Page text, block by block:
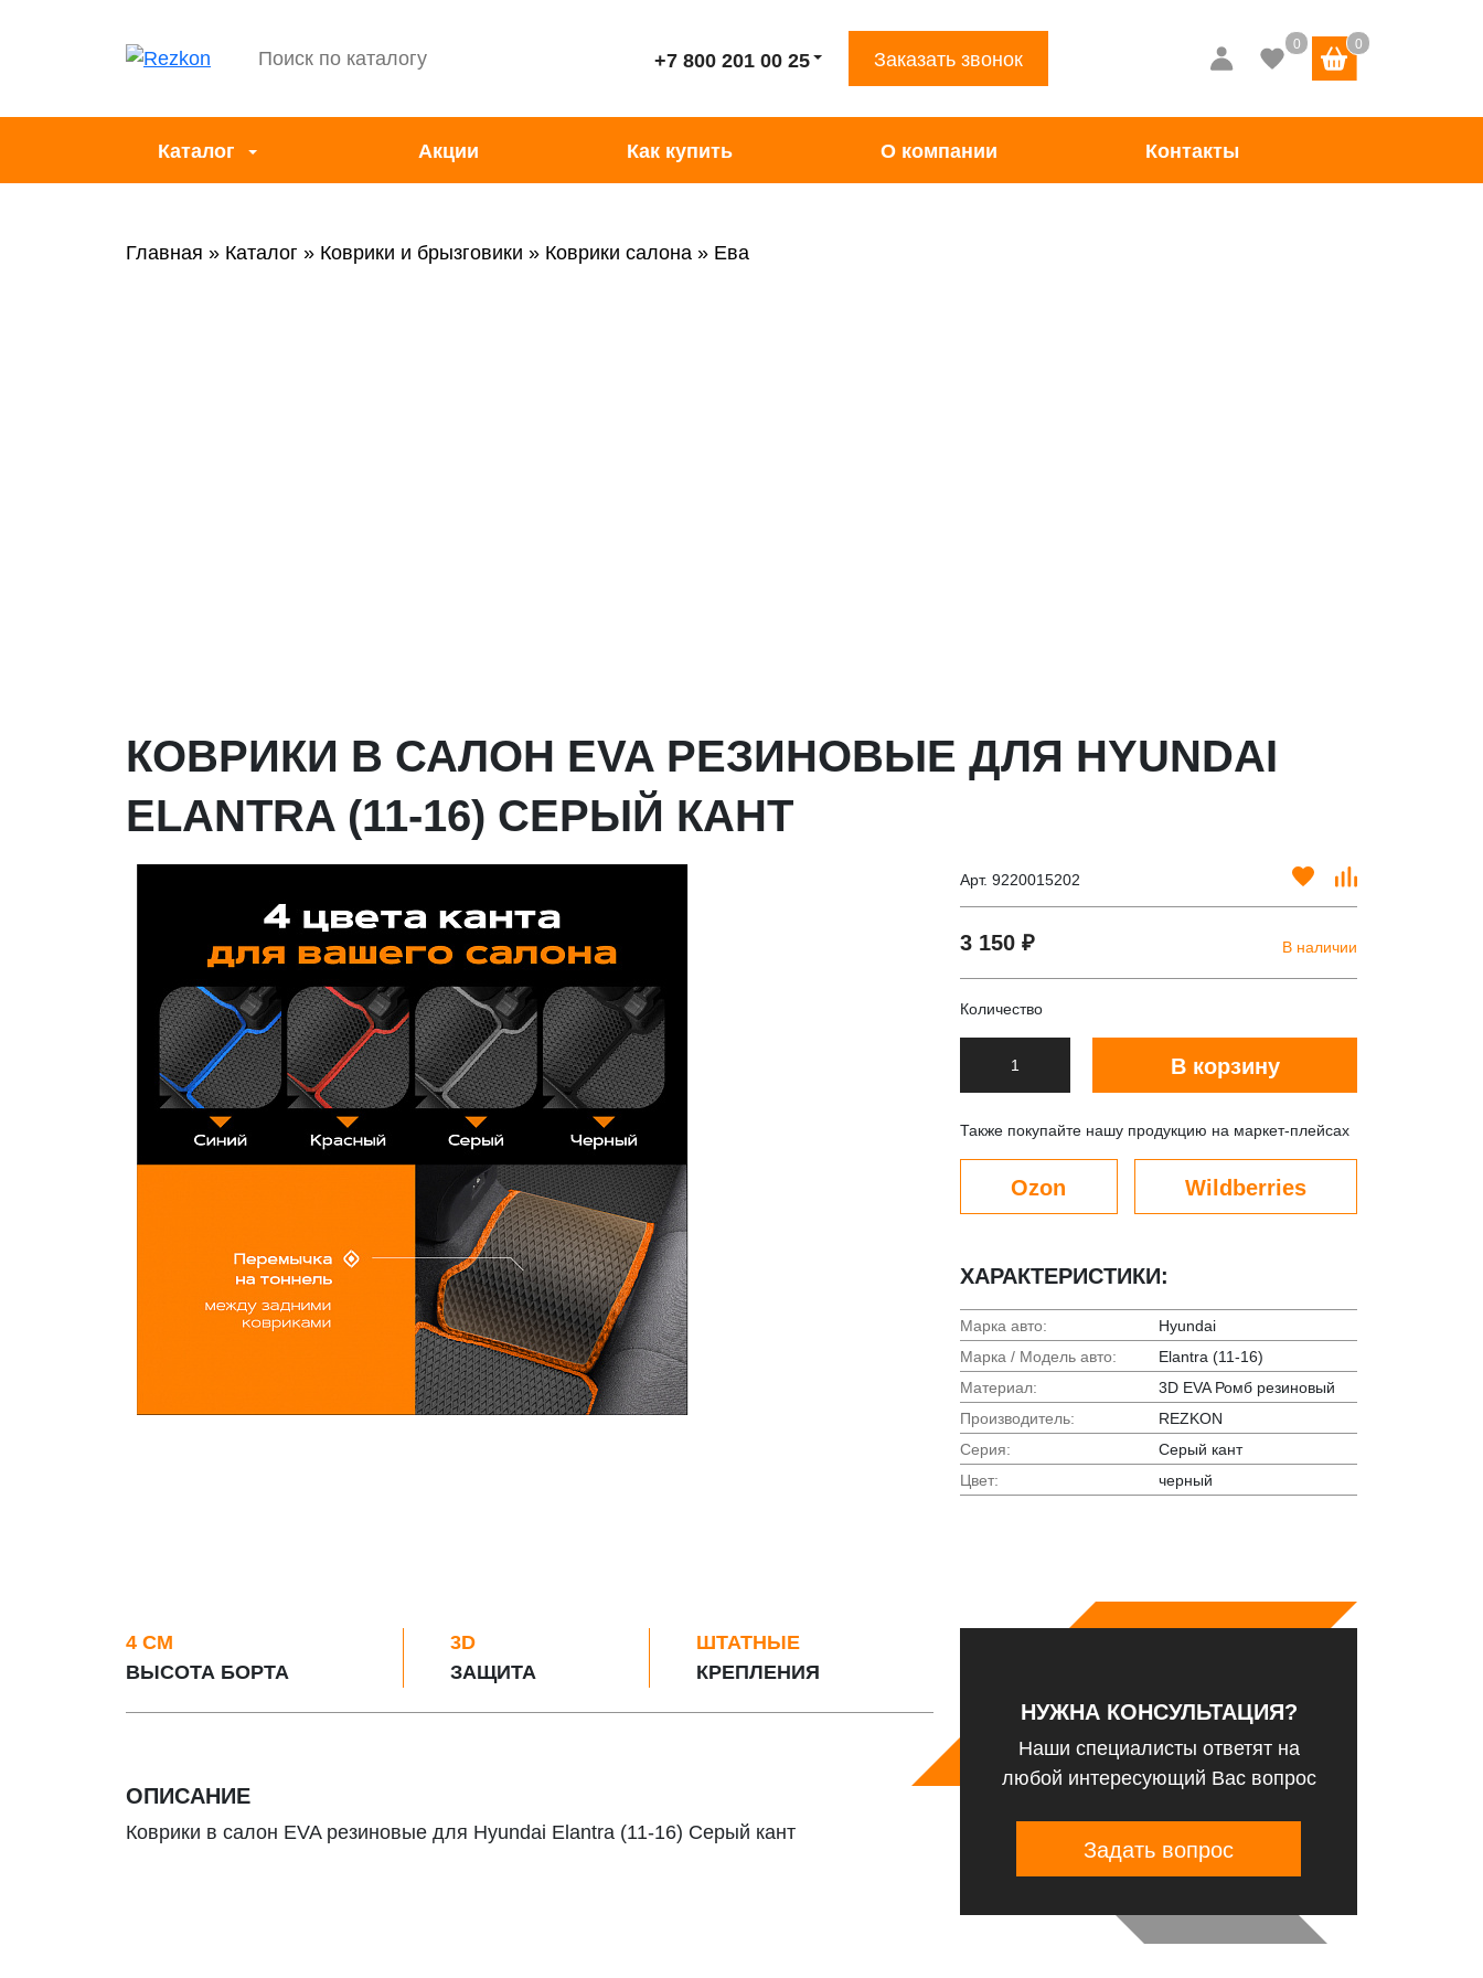
+7 800 201 00 25 Заказать звонок
Каталог Акции Как купить О компании Контакты
Главная Каталог Коврики и брызговики Коврики салона Ева
КОВРИКИ В САЛОН EVA РЕЗИНОВЫЕ ДЛЯ HYUNDAI
ELANTRA (11-16) СЕРЫЙ КАНТ
Арт. 9220015202
3 150 ₽ В наличии
Количество
В корзину
Также покупайте нашу продукцию на маркет-плейсах
Ozon Wildberries
ХАРАКТЕРИСТИКИ:
Марка авто:
Hyundai
Марка / Модель авто:
Elantra (11-16)
Материал:
3D EVA Ромб резиновый
Производитель:
REZKON
Серия:
Серый кант
Цвет:
черный
4 СМ
ВЫСОТА БОРТА
3D
ЗАЩИТА
ШТАТНЫЕ
КРЕПЛЕНИЯ
ОПИСАНИЕ
Коврики в салон EVA резиновые для Hyundai Elantra (11-16) Серый кант
НУЖНА КОНСУЛЬТАЦИЯ?
Наши специалисты ответят на
любой интересующий Вас вопрос
Задать вопрос